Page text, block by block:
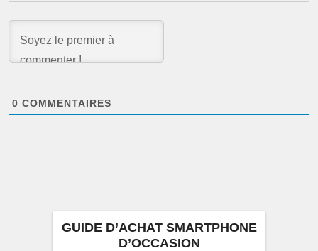
0 COMMENTAIRES
GUIDE D’ACHAT SMARTPHONE
D’OCCASION